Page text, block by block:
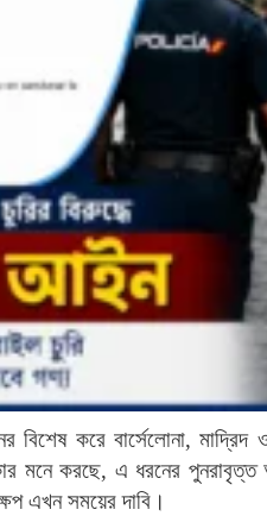
বিশেষ করে বার্সেলোনা,
মনে করছে, এ ধরনের
এখন সময়ের দাবি।